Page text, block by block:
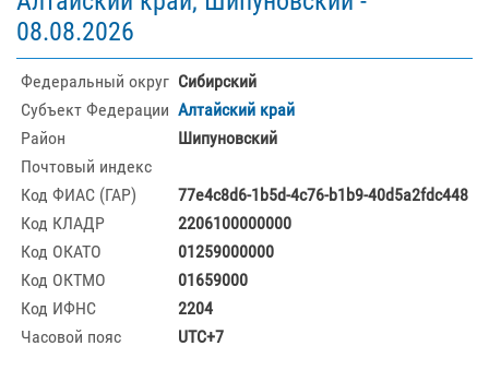
08.08.2026
Федеральный округ Сибирский
Субъект Федерации Алтайский край
Район
Шипуновский
Почтовый индекс
Код ФИАС (ГАР)
77e4c8d6-1b5d-4c76-b1b9-40d5a2fdc448
Код КЛАДР
2206100000000
Код ОКАТО
01259000000
Код ОКТМО
01659000
Код ИФНС
2204
Часовой пояс
UTC+7